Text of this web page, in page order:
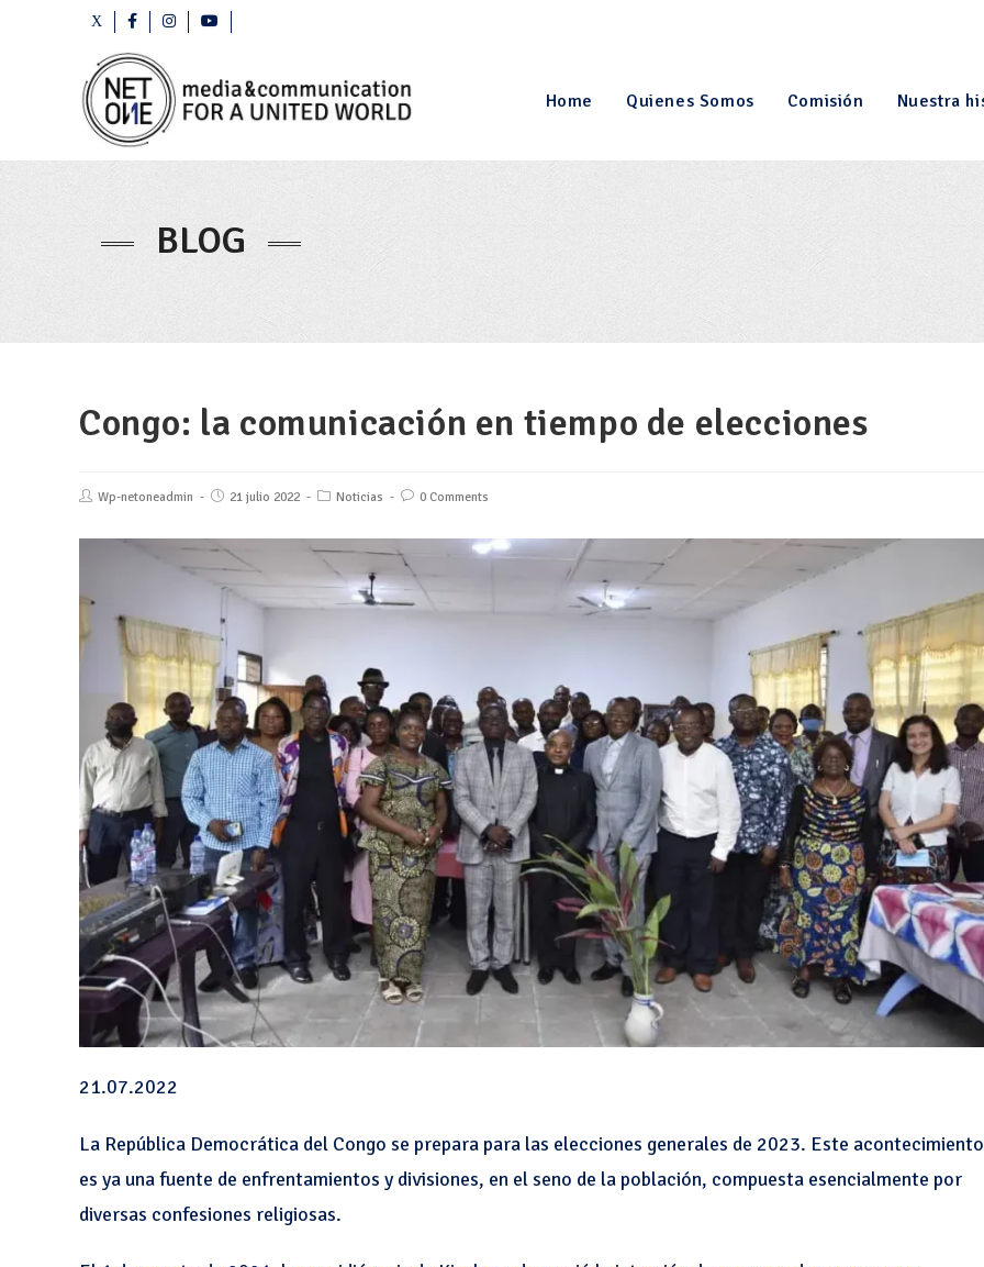
Home Quienes Somos Comisión Nuestra
BLOG
Congo: la comunicación en tiempo de elecciones
Wp-netoneadmin 21 julio 2022 Noticias 0 Comments
21.07.2022
La República Democrática del Congo se prepara para las elecciones generales de 2023. Este acontecimiento
es ya una fuente de enfrentamientos y divisiones, en el seno de la población, compuesta esencialmente por
diversas confesiones religiosas.